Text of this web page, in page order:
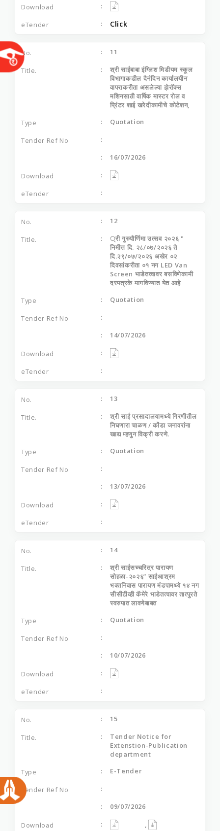
Click
11
श्री साईबाबा इंग्लिश मिडीयम स्कूल
विभागाकडील दैनंदिन कार्यालयीन
वापराकरीता असलेल्या झेरॉक्स
मशिनसाठी वार्षिक मास्टर रोल व
प्रिंटर शाई खरेदीकामीचे कोटेशन,
Quotation
16/07/2026
12
्री गुरुपौर्णिमा उत्सव २०२६ "
निमीत्त दि. २८/०७/२०२६ ते
दि.२९/०७/२०२६ अखेर ०२
दिवसांकरीता ०१ नग LED Van
Screen भाडेतत्वावर बसविणेकामी
दरपत्रके मागविण्यात येत आहे
Quotation
14/07/2026
13
श्री साई प्रसादालयामध्‍ये गिरणीतील
निघणारा चाळण / कोंडा जनावरांना
खाद्य म्‍हणुन विक्री करणे.
Quotation
13/07/2026
14
श्री साईसच्‍चरित्र पारायण
सोहळा-२०२६” साईआश्रम
भक्‍तनिवास पारायण मंडपामध्‍ये १४ नग
सीसीटीव्‍ही कॅमेरे भाडेतत्‍वावर तात्‍पुरते
स्‍वरुपात लावणेबाबत
Quotation
10/07/2026
15
Tender Notice for
Extenstion-Publication
department
E-Tender
09/07/2026